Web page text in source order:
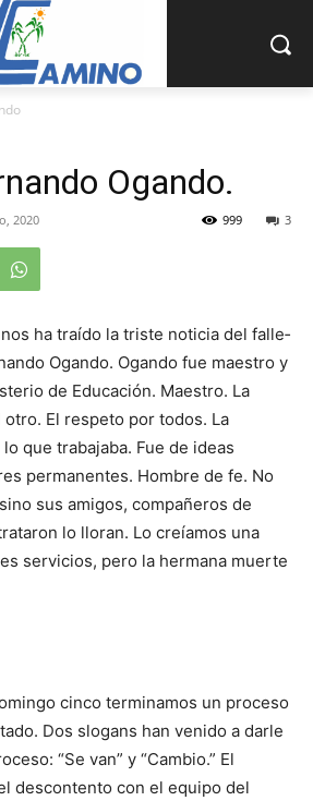
Ogando.
2020 3
999
ha traído la triste noticia del falle­
Ogando. Ogan­do fue maestro y
de Educación. Maes­tro. La
El respeto por todos. La
que trabajaba. Fue de ideas
permanentes. Hombre de fe. No
sus amigos, compañeros de
lo lloran. Lo creíamos una
servicios, pero la hermana muerte
cinco terminamos un proceso
Dos slogans han venido a darle
“Se van” y “Cambio.” El
descontento con el equipo del